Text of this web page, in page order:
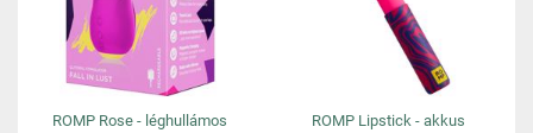
ROMP Rose - léghullámos
ROMP Lipstick - akkus